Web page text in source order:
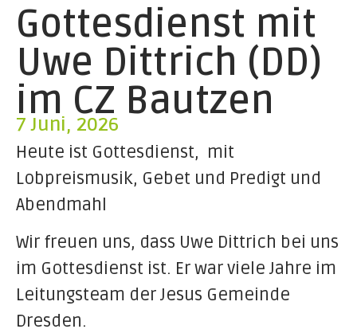
Gottesdienst mit
Uwe Dittrich (DD)
im CZ Bautzen
7 Juni, 2026
Heute ist Gottesdienst, mit
Lobpreismusik, Gebet und Predigt und
Abendmahl
Wir freuen uns, dass Uwe Dittrich bei uns
im Gottesdienst ist. Er war viele Jahre im
Leitungsteam der Jesus Gemeinde
Dresden.